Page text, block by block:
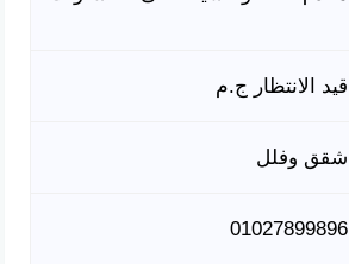
قيد الانتظار ج.م
شقق وفلل
01027899896